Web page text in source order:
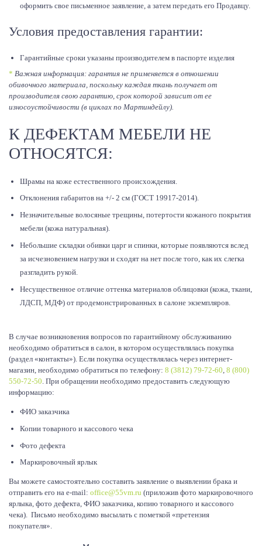
оформить свое письменное заявление, а затем передать его Продавцу.
Условия предоставления гарантии:
Гарантийные сроки указаны производителем в паспорте изделия
* Важная информация: гарантия не применяется в отношении
обивочного материала, поскольку каждая ткань получает от
производителя свою гарантию, срок которой зависит от ее
износоустойчивости (в циклах по Мартиндейлу).
К ДЕФЕКТАМ МЕБЕЛИ НЕ
ОТНОСЯТСЯ:
Шрамы на коже естественного происхождения.
Отклонения габаритов на +/- 2 см (ГОСТ 19917-2014).
Незначительные волосяные трещины, потертости кожаного покрытия
мебели (кожа натуральная).
Небольшие складки обивки царг и спинки, которые появляются вслед
за исчезновением нагрузки и сходят на нет после того, как их слегка
разгладить рукой.
Несущественное отличие оттенка материалов облицовки (кожа, ткани,
ЛДСП, МДФ) от продемонстрированных в салоне экземпляров.
В случае возникновения вопросов по гарантийному обслуживанию
необходимо обратиться в салон, в котором осуществлялась покупка
(раздел «контакты»). Если покупка осуществлялась через интернет-
магазин, необходимо обратиться по телефону: 8 (3812) 79-72-60 8 (800)
550-72-50 . При обращении необходимо предоставить следующую
информацию:
ФИО заказчика
Копии товарного и кассового чека
Фото дефекта
Маркировочный ярлык
Вы можете самостоятельно составить заявление о выявлении брака и
отправить его на e-mail: office@55vm.ru (приложив фото маркировочного
ярлыка, фото дефекта, ФИО заказчика, копию товарного и кассового
чека). Письмо необходимо высылать с пометкой «претензия
покупателя».